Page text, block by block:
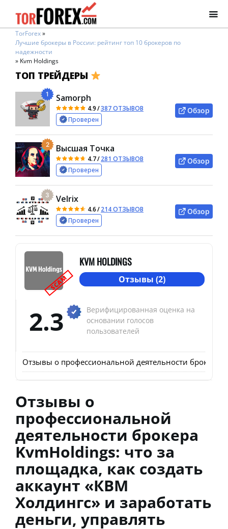
TorForex»
Лучшие брокеры в России: рейтинг топ 10 брокеров по
надежности
» Kvm Holdings
ТОП ТРЕЙДЕРЫ
1 Samorph
4.9/387 ОТЗЫВОВ
Проверен
Обзор
2 Высшая Точка
4.7/281 ОТЗЫВОВ
Проверен
Обзор
3 Velrix
4.6/214 ОТЗЫВОВ
Проверен
Обзор
SCAM
KVM HOLDINGS
Отзывы (2)
2.3
Верифицированная оценка на
основании голосов
пользователей
Отзывы о профессиональной деятельности брокера
Отзывы о
профессиональной
деятельности брокера
KvmHoldings: что за
площадка, как создать
аккаунт «КВМ
Холдингс» и заработать
деньги, управлять